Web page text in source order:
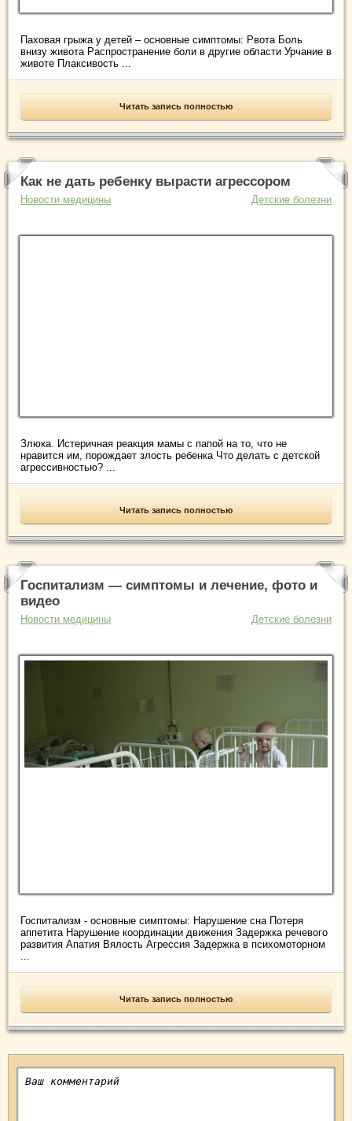
Паховая грыжа у детей – основные симптомы: Рвота Боль
внизу живота Распространение боли в другие области Урчание в
животе Плаксивость ...
Читать запись полностью
Как не дать ребенку вырасти агрессором
Новости медицины Детские болезни
Злюка. Истеричная реакция мамы с папой на то, что не
нравится им, порождает злость ребенка Что делать с детской
агрессивностью? ...
Читать запись полностью
Госпитализм — симптомы и лечение, фото и
видео
Новости медицины Детские болезни
Госпитализм - основные симптомы: Нарушение сна Потеря
аппетита Нарушение координации движения Задержка речевого
развития Апатия Вялость Агрессия Задержка в психомоторном
Читать запись полностью